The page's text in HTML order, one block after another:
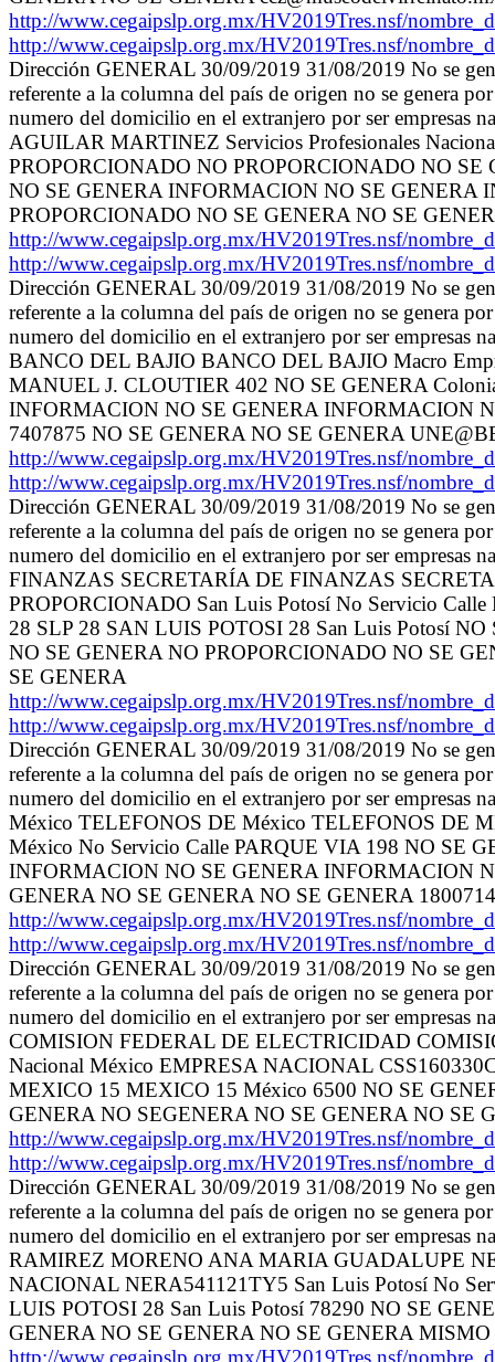
http://www.cegaipslp.org.mx/HV2019Tres.nsf/
http://www.cegaipslp.org.mx/HV2019Tres.nsf/
Dirección GENERAL 30/09/2019 31/08/2019 No se
referente a la columna del país de origen no se genera
numero del domicilio en el extranjero por ser
AGUILAR MARTINEZ Servicios Profesionales
PROPORCIONADO NO PROPORCIONADO NO
NO SE GENERA INFORMACION NO SE GENERA
PROPORCIONADO NO SE GENERA NO SE
http://www.cegaipslp.org.mx/HV2019Tres.nsf/
http://www.cegaipslp.org.mx/HV2019Tres.nsf/
Dirección GENERAL 30/09/2019 31/08/2019 No se
referente a la columna del país de origen no se genera
numero del domicilio en el extranjero por ser
BANCO DEL BAJIO BANCO DEL BAJIO Macro
MANUEL J. CLOUTIER 402 NO SE GENERA
INFORMACION NO SE GENERA INFORMACION
7407875 NO SE GENERA NO SE GENERA
http://www.cegaipslp.org.mx/HV2019Tres.nsf/
http://www.cegaipslp.org.mx/HV2019Tres.nsf/
Dirección GENERAL 30/09/2019 31/08/2019 No se
referente a la columna del país de origen no se genera
numero del domicilio en el extranjero por ser
FINANZAS SECRETARÍA DE FINANZAS
PROPORCIONADO San Luis Potosí No Servicio
28 SLP 28 SAN LUIS POTOSI 28 San Luis Potosí
NO SE GENERA NO PROPORCIONADO NO SE
SE GENERA
http://www.cegaipslp.org.mx/HV2019Tres.nsf/
http://www.cegaipslp.org.mx/HV2019Tres.nsf/
Dirección GENERAL 30/09/2019 31/08/2019 No se
referente a la columna del país de origen no se genera
numero del domicilio en el extranjero por ser
México TELEFONOS DE México TELEFONOS DE
México No Servicio Calle PARQUE VIA 198 NO SE
INFORMACION NO SE GENERA INFORMACION
GENERA NO SE GENERA NO SE GENERA
http://www.cegaipslp.org.mx/HV2019Tres.nsf/
http://www.cegaipslp.org.mx/HV2019Tres.nsf/
Dirección GENERAL 30/09/2019 31/08/2019 No se
referente a la columna del país de origen no se genera
numero del domicilio en el extranjero por ser
COMISION FEDERAL DE ELECTRICIDAD
Nacional México EMPRESA NACIONAL
MEXICO 15 MEXICO 15 México 6500 NO SE
GENERA NO SEGENERA NO SE GENERA NO SE
http://www.cegaipslp.org.mx/HV2019Tres.nsf/
http://www.cegaipslp.org.mx/HV2019Tres.nsf/
Dirección GENERAL 30/09/2019 31/08/2019 No se
referente a la columna del país de origen no se genera
numero del domicilio en el extranjero por ser
RAMIREZ MORENO ANA MARIA GUADALUPE
NACIONAL NERA541121TY5 San Luis Potosí No
LUIS POTOSI 28 San Luis Potosí 78290 NO SE
GENERA NO SE GENERA NO SE GENERA
http://www.cegaipslp.org.mx/HV2019Tres.nsf/